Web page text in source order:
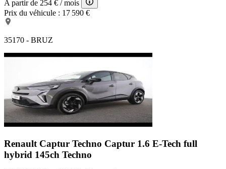
A partir de 254 € / mois
Prix du véhicule : 17 590 €
35170 - BRUZ
Renault Captur Techno Captur 1.6 E-Tech full
hybrid 145ch Techno